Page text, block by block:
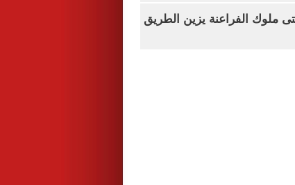
ملوك الفراعنة يزين الطريق